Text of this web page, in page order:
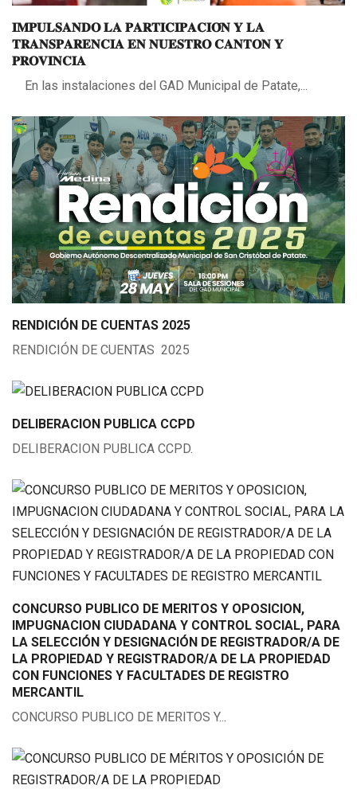
𝐈𝐌𝐏𝐔𝐋𝐒𝐀𝐍𝐃𝐎 𝐋𝐀 𝐏𝐀𝐑𝐓𝐈𝐂𝐈𝐏𝐀𝐂𝐈𝐎́𝐍 𝐘 𝐋𝐀
𝐓𝐑𝐀𝐍𝐒𝐏𝐀𝐑𝐄𝐍𝐂𝐈𝐀 𝐄𝐍 𝐍𝐔𝐄𝐒𝐓𝐑𝐎 𝐂𝐀𝐍𝐓𝐎𝐍 𝐘
𝐏𝐑𝐎𝐕𝐈𝐍𝐂𝐈𝐀
En las instalaciones del GAD Municipal de Patate,...
RENDICIÓN DE CUENTAS 2025
RENDICIÓN DE CUENTAS 2025
DELIBERACION PUBLICA CCPD
DELIBERACION PUBLICA CCPD.
CONCURSO PUBLICO DE MERITOS Y OPOSICION,
IMPUGNACION CIUDADANA Y CONTROL SOCIAL, PARA
LA SELECCIÓN Y DESIGNACIÓN DE REGISTRADOR/A DE
LA PROPIEDAD Y REGISTRADOR/A DE LA PROPIEDAD
CON FUNCIONES Y FACULTADES DE REGISTRO
MERCANTIL
CONCURSO PUBLICO DE MERITOS Y...